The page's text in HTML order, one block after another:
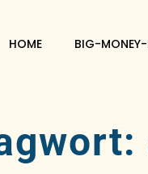
HOME BIG-MONEY-